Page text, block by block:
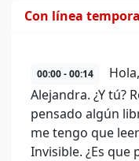
Con línea
00:00 - 00:14
Alejandra. ¿Y tú?
pensado algún
me tengo que
Invisible. ¿Es que